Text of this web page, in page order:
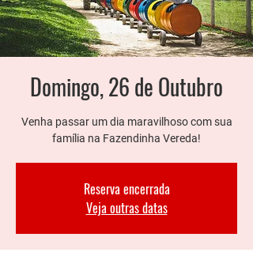
Domingo, 26 de Outubro
Venha passar um dia maravilhoso com sua
família na Fazendinha Vereda!
Reserva encerrada
Veja outras datas